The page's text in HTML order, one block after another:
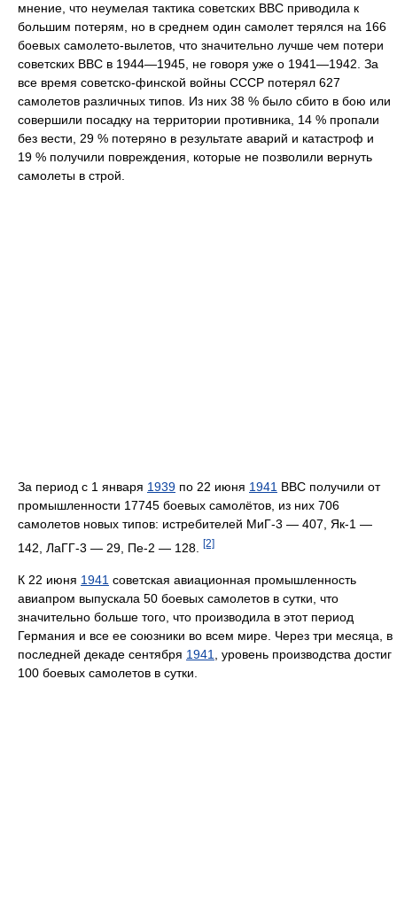
мнение, что неумелая тактика советских ВВС приводила к
большим потерям, но в среднем один самолет терялся на 166
боевых самолето-вылетов, что значительно лучше чем потери
советских ВВС в 1944—1945, не говоря уже о 1941—1942. За
все время советско-финской войны СССР потерял 627
самолетов различных типов. Из них 38 % было сбито в бою или
совершили посадку на территории противника, 14 % пропали
без вести, 29 % потеряно в результате аварий и катастроф и
19 % получили повреждения, которые не позволили вернуть
самолеты в строй.
За период с 1 января 1939 по 22 июня 1941 ВВС получили от
промышленности 17745 боевых самолётов, из них 706
самолетов новых типов: истребителей МиГ-3 — 407, Як-1 —
142, ЛаГГ-3 — 29, Пе-2 — 128.
[2]
К 22 июня 1941 советская авиационная промышленность
авиапром выпускала 50 боевых самолетов в сутки, что
значительно больше того, что производила в этот период
Германия и все ее союзники во всем мире. Через три месяца, в
последней декаде сентября 1941
, уровень производства достиг
100 боевых самолетов в сутки.